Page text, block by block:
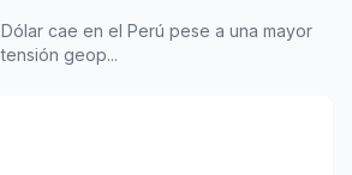
Dólar cae en el Perú pese a una mayor
tensión geop...